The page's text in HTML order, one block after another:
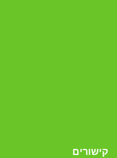
קישורים